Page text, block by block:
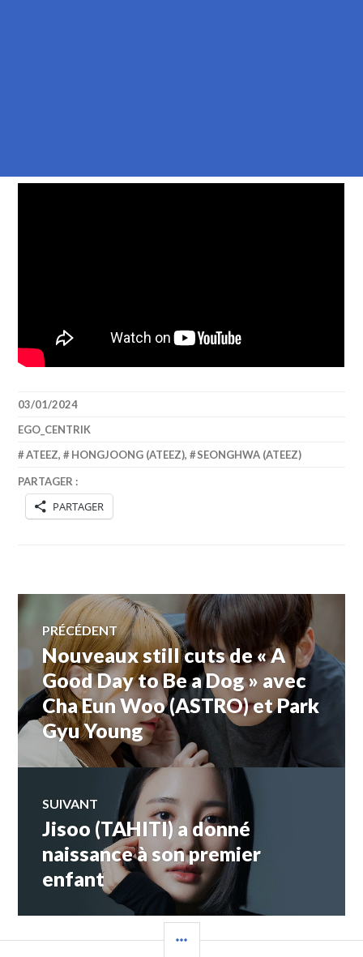
03/01/2024
EGO_CENTRIK
ATEEZ, HONGJOONG (ATEEZ), SEONGHWA (ATEEZ)
PARTAGER :
PARTAGER
Navigation
de
l’article
PRÉCÉDENT
Article
précédent :
Nouveaux still cuts de « A
Good Day to Be a Dog » avec
Cha Eun Woo (ASTRO) et Park
Gyu Young
SUIVANT
Article
Suivant:
Jisoo (TAHITI) a donné
naissance à son premier
enfant